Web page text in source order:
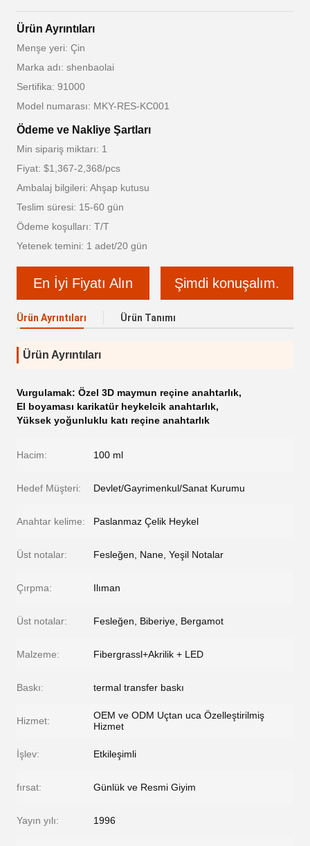
Ürün Ayrıntıları
Menşe yeri: Çin
Marka adı: shenbaolai
Sertifika: 91000
Model numarası: MKY-RES-KC001
Ödeme ve Nakliye Şartları
Min sipariş miktarı: 1
Fiyat: $1,367-2,368/pcs
Ambalaj bilgileri: Ahşap kutusu
Teslim süresi: 15-60 gün
Ödeme koşulları: T/T
Yetenek temini: 1 adet/20 gün
En İyi Fiyatı Alın Şimdi konuşalım.
Ürün Ayrıntıları Ürün Tanımı
Ürün Ayrıntıları
Vurgulamak: Özel 3D maymun reçine anahtarlık,
El boyaması karikatür heykelcik anahtarlık,
Yüksek yoğunluklu katı reçine anahtarlık
Hacim: 100 ml
Hedef Müşteri: Devlet/Gayrimenkul/Sanat Kurumu
Anahtar kelime: Paslanmaz Çelik Heykel
Üst notalar: Fesleğen, Nane, Yeşil Notalar
Çırpma: Ilıman
Üst notalar: Fesleğen, Biberiye, Bergamot
Malzeme: Fibergrassl+Akrilik + LED
Baskı: termal transfer baskı
Hizmet:
OEM ve ODM Uçtan uca Özelleştirilmiş
Hizmet
İşlev: Etkileşimli
fırsat: Günlük ve Resmi Giyim
Yayın yılı: 1996